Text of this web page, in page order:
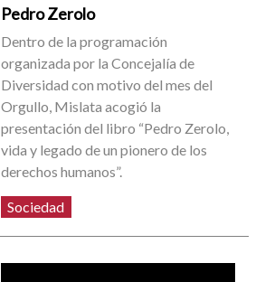
Pedro Zerolo
Dentro de la programación
organizada por la Concejalía de
Diversidad con motivo del mes del
Orgullo, Mislata acogió la
presentación del libro “Pedro Zerolo,
vida y legado de un pionero de los
derechos humanos”.
Sociedad